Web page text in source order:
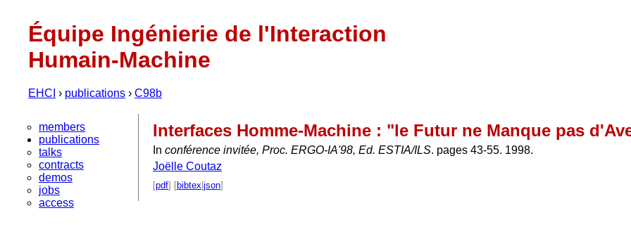
Équipe Ingénierie de l'Interaction
Humain-Machine
EHCI › publications › C98b
members
publications
talks
contracts
demos
jobs
access
Interfaces Homme-Machine : "le Futur ne Manque pas
In conférence invitée, Proc. ERGO-IA'98, Ed. ESTIA/ILS. pages 43-55. 1998.
Joëlle Coutaz
[pdf] [bibtex json]